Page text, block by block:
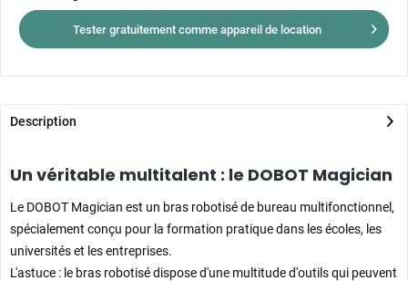
Tester gratuitement comme appareil de location
Description
Un véritable multitalent : le DOBOT Magician
Le DOBOT Magician est un bras robotisé de bureau multifonctionnel,
spécialement conçu pour la formation pratique dans les écoles, les
universités et les entreprises.
L'astuce : le bras robotisé dispose d'une multitude d'outils qui peuvent